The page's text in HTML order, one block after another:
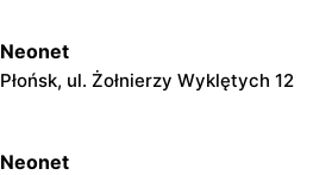
Neonet
Płońsk, ul. Żołnierzy Wyklętych 12
Neonet